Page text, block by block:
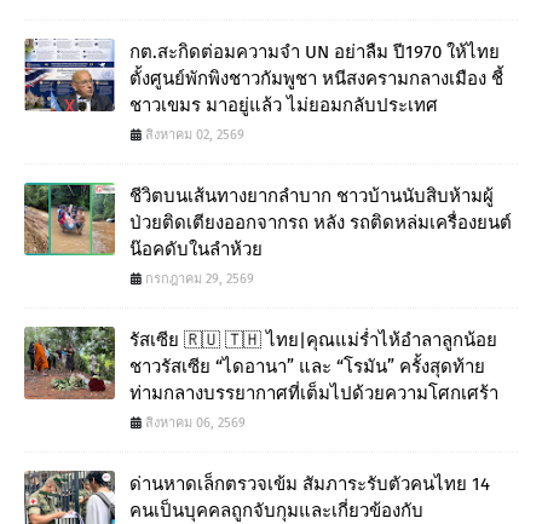
กต.สะกิดต่อมความจำ UN อย่าลืม ปี1970 ให้ไทย
ตั้งศูนย์พักพิงชาวกัมพูชา หนีสงครามกลางเมือง ชี้
ชาวเขมร มาอยู่แล้ว ไม่ยอมกลับประเทศ
สิงหาคม 02, 2569
ชีวิตบนเส้นทางยากลำบาก ชาวบ้านนับสิบห้ามผู้
ป่วยติดเตียงออกจากรถ หลัง รถติดหล่มเครื่องยนต์
น๊อคดับในลำห้วย
กรกฎาคม 29, 2569
รัสเซีย 🇷🇺 🇹🇭 ไทย|คุณแม่ร่ำไห้อำลาลูกน้อย
ชาวรัสเซีย “ไดอานา” และ “โรมัน” ครั้งสุดท้าย
ท่ามกลางบรรยากาศที่เต็มไปด้วยความโศกเศร้า
สิงหาคม 06, 2569
ด่านหาดเล็กตรวจเข้ม สัมภาระรับตัวคนไทย 14
คนเป็นบุคคลถูกจับกุมและเกี่ยวข้องกับ